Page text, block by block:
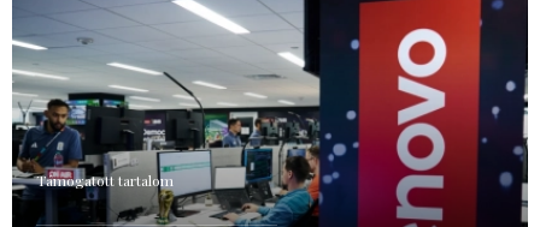
Támogatott tartalom